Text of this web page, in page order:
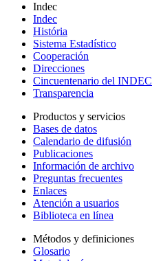
Indec
Indec
História
Sistema Estadístico
Cooperación
Direcciones
Cincuentenario del INDEC
Transparencia
Productos y servicios
Bases de datos
Calendario de difusión
Publicaciones
Información de archivo
Preguntas frecuentes
Enlaces
Atención a usuarios
Biblioteca en línea
Métodos y definiciones
Glosario